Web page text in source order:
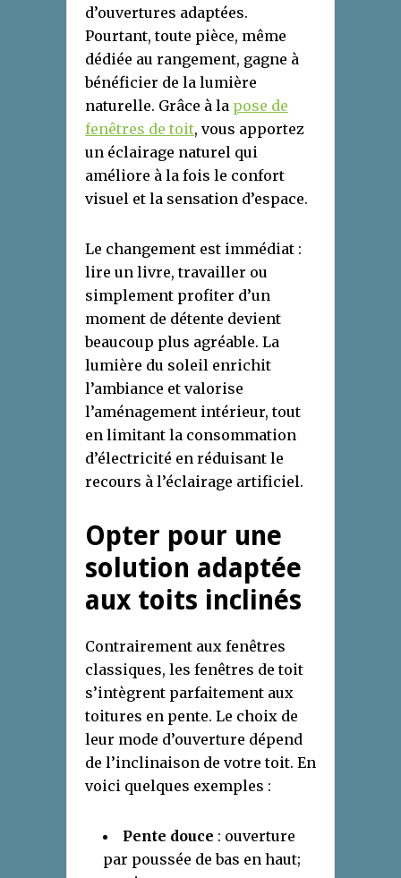
d’ouvertures adaptées.
Pourtant, toute pièce, même
dédiée au rangement, gagne à
bénéficier de la lumière
naturelle. Grâce à la pose de
fenêtres de toit, vous apportez
un éclairage naturel qui
améliore à la fois le confort
visuel et la sensation d’espace.
Le changement est immédiat :
lire un livre, travailler ou
simplement profiter d’un
moment de détente devient
beaucoup plus agréable. La
lumière du soleil enrichit
l’ambiance et valorise
l’aménagement intérieur, tout
en limitant la consommation
d’électricité en réduisant le
recours à l’éclairage artificiel.
Opter pour une
solution adaptée
aux toits inclinés
Contrairement aux fenêtres
classiques, les fenêtres de toit
s’intègrent parfaitement aux
toitures en pente. Le choix de
leur mode d’ouverture dépend
de l’inclinaison de votre toit. En
voici quelques exemples :
Pente douce : ouverture
par poussée de bas en haut;